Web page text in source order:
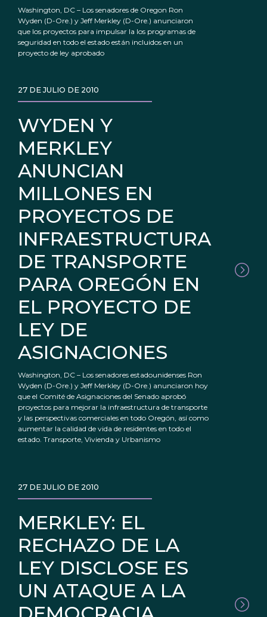
Washington, DC – Los senadores de Oregon Ron
Wyden (D-Ore.) y Jeff Merkley (D-Ore.) anunciaron
que los proyectos para impulsar la los programas de
seguridad en todo el estado están incluidos en un
proyecto de ley aprobado
WYDEN Y
MERKLEY
ANUNCIAN
MILLONES EN
PROYECTOS DE
INFRAESTRUCTURA
DE TRANSPORTE
PARA OREGÓN EN
EL PROYECTO DE
LEY DE
ASIGNACIONES
27 DE JULIO DE 2010
Washington, DC – Los senadores estadounidenses Ron
Wyden (D-Ore.) y Jeff Merkley (D-Ore.) anunciaron hoy
que el Comité de Asignaciones del Senado aprobó
proyectos para mejorar la infraestructura de transporte
y las perspectivas comerciales en todo Oregón, así como
aumentar la calidad de vida de residentes en todo el
estado. Transporte, Vivienda y Urbanismo
MERKLEY: EL
RECHAZO DE LA
LEY DISCLOSE ES
UN ATAQUE A LA
27 DE JULIO DE 2010